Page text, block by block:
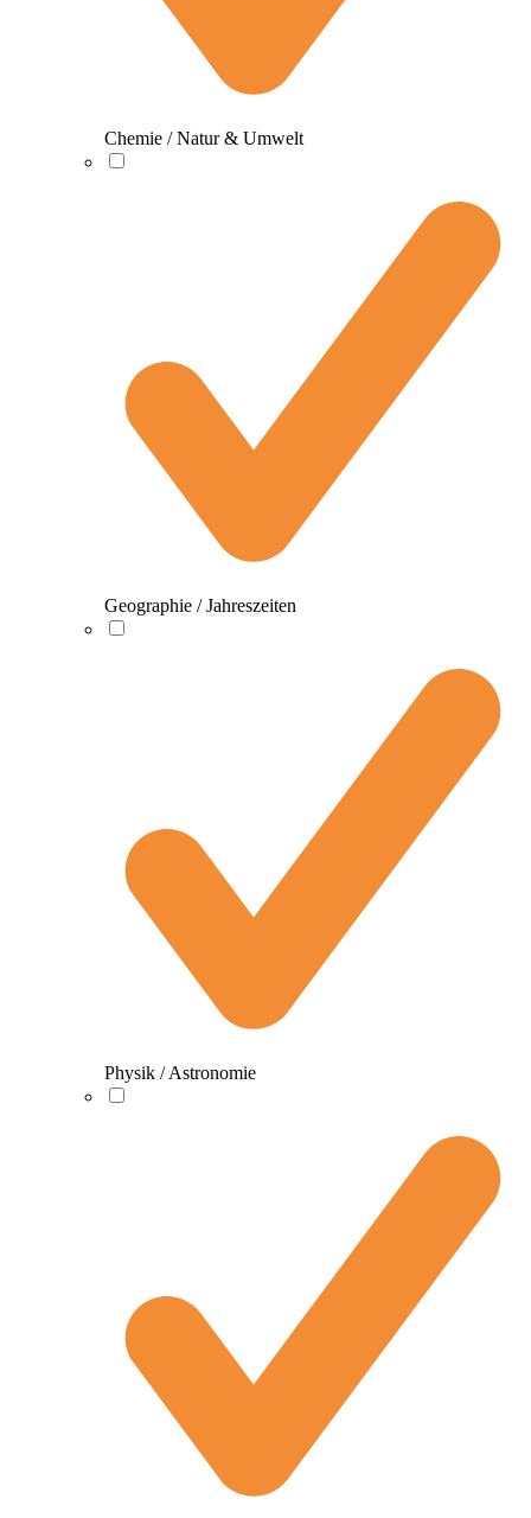
Chemie / Natur & Umwelt
Geographie / Jahreszeiten
Physik / Astronomie